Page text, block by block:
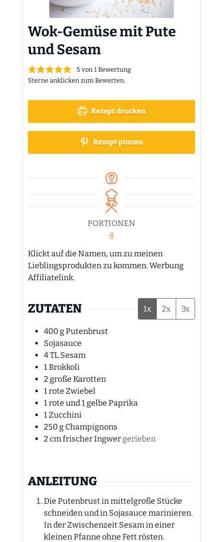
Wok-Gemüse mit Pute
und Sesam
5von 1 Bewertung
Sterne anklicken zum Bewerten.
Rezept drucken
Rezept pinnen
PORTIONEN
4
Klickt auf die Namen, um zu meinen
Lieblingsprodukten zu kommen. Werbung
Affiliatelink.
ZUTATEN 1x 2x 3x
400gPutenbrust
Sojasauce
4TL Sesam
1 Brokkoli
2 große Karotten
1 rote Zwiebel
1 rote und 1 gelbe Paprika
1 Zucchini
250g Champignons
2 cm frischer Ingwer gerieben
ANLEITUNG
Die Putenbrust in mittelgroße Stücke
schneiden und in Sojasauce marinieren.
In der Zwischenzeit Sesam in einer
kleinen Pfanne ohne Fett rösten.